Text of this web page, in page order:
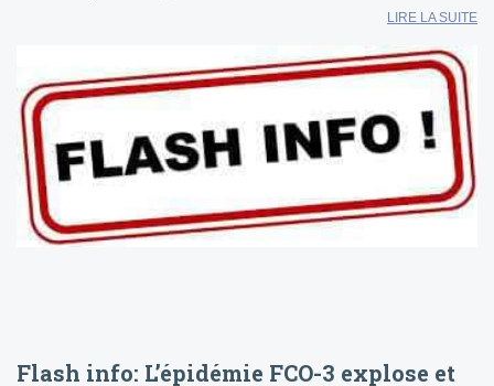
LIRE LA SUITE
Flash info: L’épidémie FCO-3 explose et